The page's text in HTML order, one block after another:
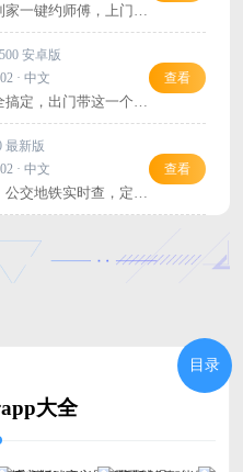
一键约师傅，上门安
安卓版
· 中文
定，出门带这一个就
查看
最新版
· 中文
交地铁实时查，定制
查看
大全
目录